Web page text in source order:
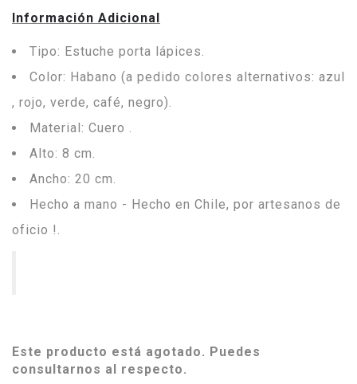
Información Adicional
Tipo: Estuche porta lápices.
Color: Habano (a pedido colores alternativos: azul
, rojo, verde, café, negro).
Material: Cuero .
Alto: 8 cm.
Ancho: 20 cm.
Hecho a mano - Hecho en Chile, por artesanos de
oficio !.
Este producto está agotado. Puedes
consultarnos al respecto.